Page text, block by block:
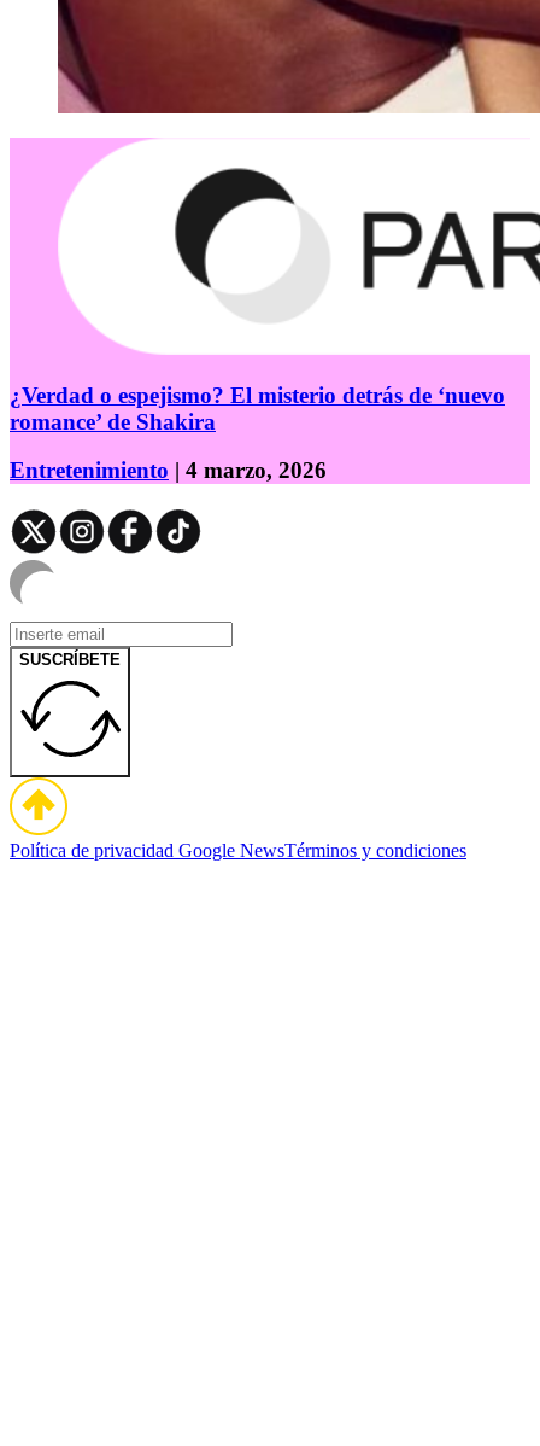
¿Verdad o espejismo? El misterio detrás de ‘nuevo
romance’ de Shakira
Entretenimiento | 4 marzo, 2026
SUSCRÍBETE
Política de privacidad Google NewsTérminos y condiciones